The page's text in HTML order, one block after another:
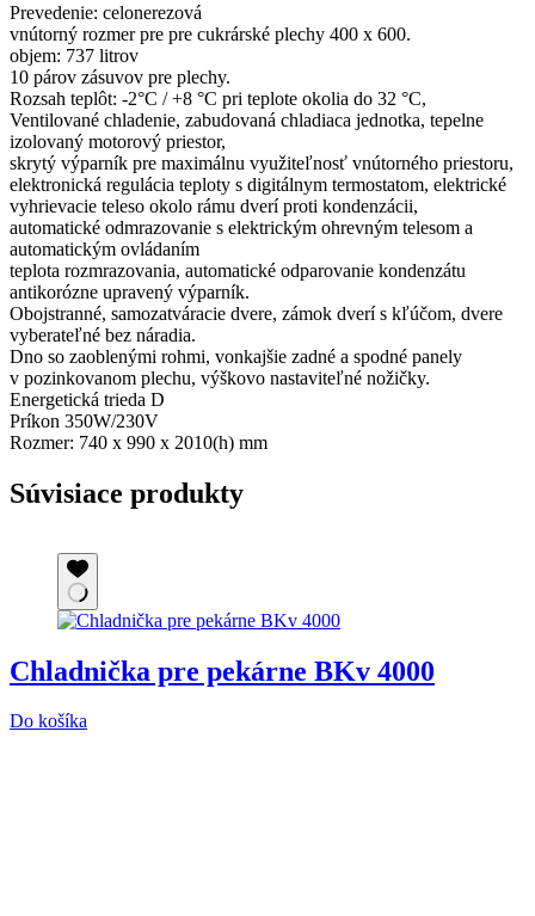
Prevedenie: celonerezová
vnútorný rozmer pre pre cukrárské plechy 400 x 600.
objem: 737 litrov
10 párov zásuvov pre plechy.
Rozsah teplôt: -2°C / +8 °C pri teplote okolia do 32 °C,
Ventilované chladenie, zabudovaná chladiaca jednotka, tepelne
izolovaný motorový priestor,
skrytý výparník pre maximálnu využiteľnosť vnútorného priestoru,
elektronická regulácia teploty s digitálnym termostatom, elektrické
vyhrievacie teleso okolo rámu dverí proti kondenzácii,
automatické odmrazovanie s elektrickým ohrevným telesom a
automatickým ovládaním
teplota rozmrazovania, automatické odparovanie kondenzátu
antikorózne upravený výparník.
Obojstranné, samozatváracie dvere, zámok dverí s kľúčom, dvere
vyberateľné bez náradia.
Dno so zaoblenými rohmi, vonkajšie zadné a spodné panely
v pozinkovanom plechu, výškovo nastaviteľné nožičky.
Energetická trieda D
Príkon 350W/230V
Rozmer: 740 x 990 x 2010(h) mm
Súvisiace produkty
Chladnička pre pekárne BKv 4000
Do košíka